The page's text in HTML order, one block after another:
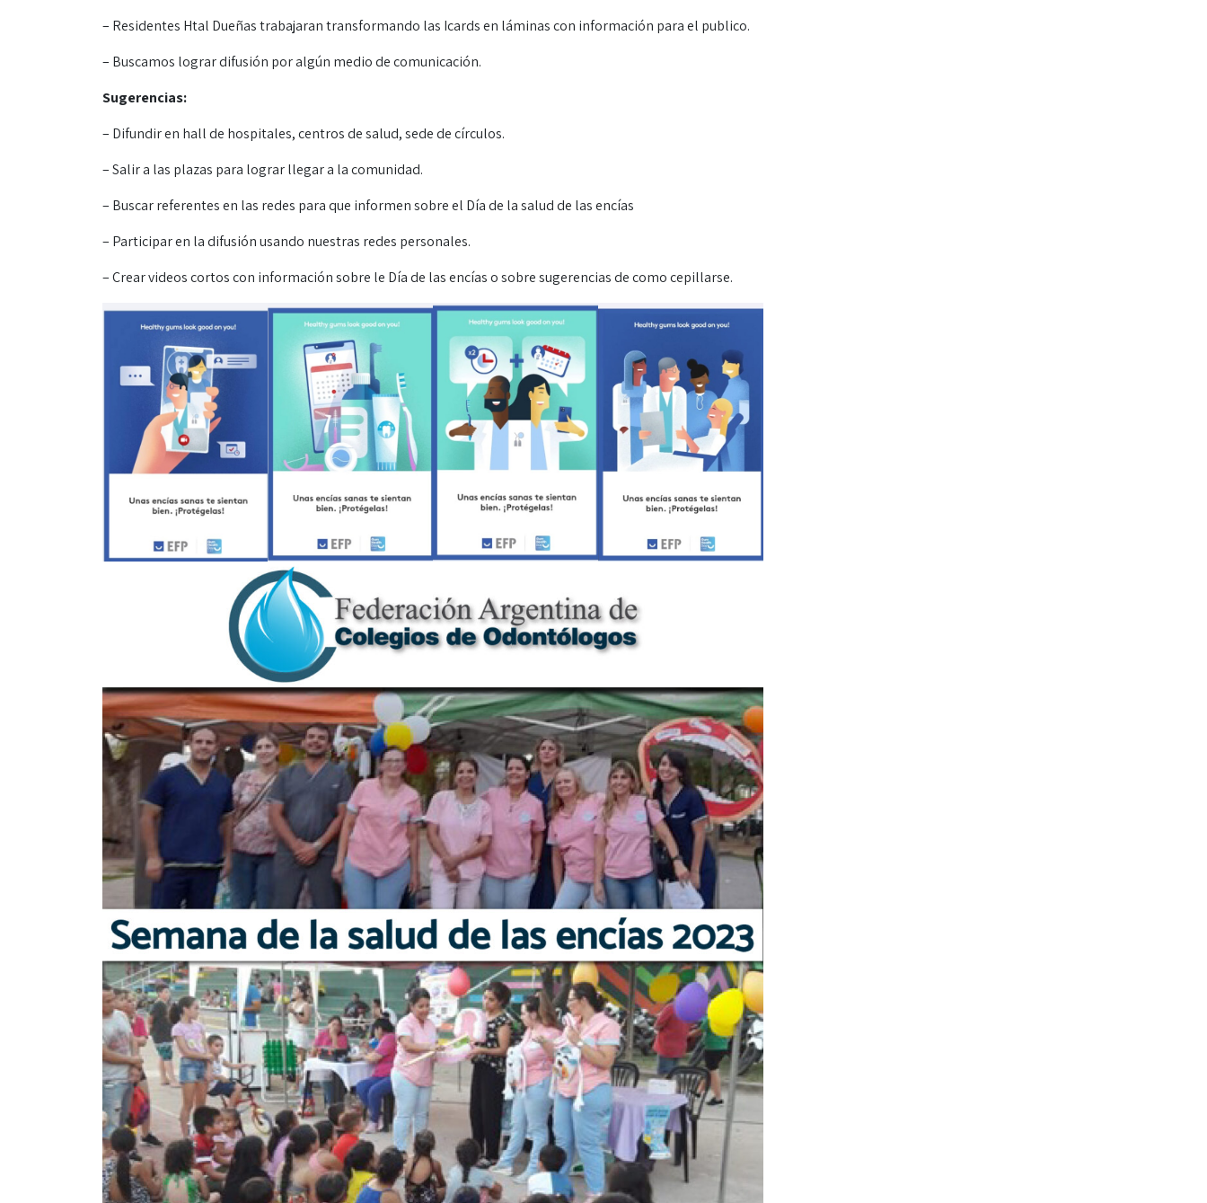
– Residentes Htal Dueñas trabajaran transformando las Icards en láminas con información para el publico.
– Buscamos lograr difusión por algún medio de comunicación.
Sugerencias:
– Difundir en hall de hospitales, centros de salud, sede de círculos.
– Salir a las plazas para lograr llegar a la comunidad.
– Buscar referentes en las redes para que informen sobre el Día de la salud de las encías
– Participar en la difusión usando nuestras redes personales.
– Crear videos cortos con información sobre le Día de las encías o sobre sugerencias de como cepillarse.